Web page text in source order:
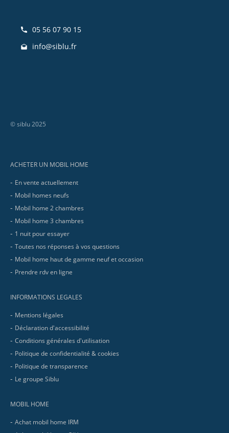
05 56 07 90 15
info@siblu.fr
© siblu 2025
ACHETER UN MOBIL HOME
En vente actuellement
Mobil homes neufs
Mobil home 2 chambres
Mobil home 3 chambres
1 nuit pour essayer
Toutes nos réponses à vos questions
Mobil home haut de gamme neuf et occasion
Prendre rdv en ligne
INFORMATIONS LEGALES
Mentions légales
Déclaration d'accessibilité
Conditions générales d'utilisation
Politique de confidentialité & cookies
Politique de transparence
Le groupe Siblu
MOBIL HOME
Achat mobil home IRM